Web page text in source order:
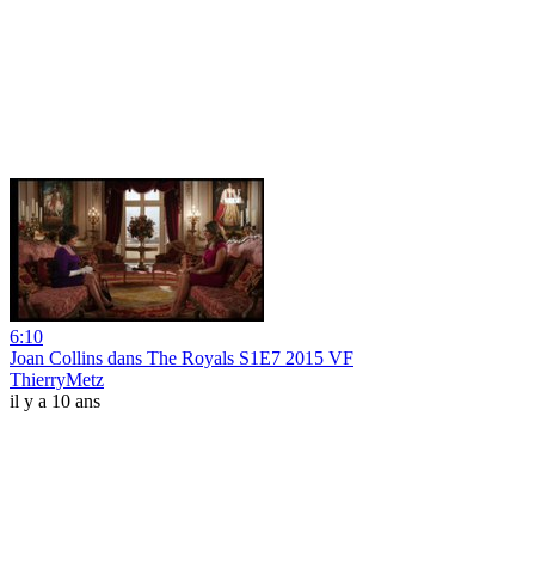
6:10
Joan Collins dans The Royals S1E7 2015 VF
ThierryMetz
il y a 10 ans